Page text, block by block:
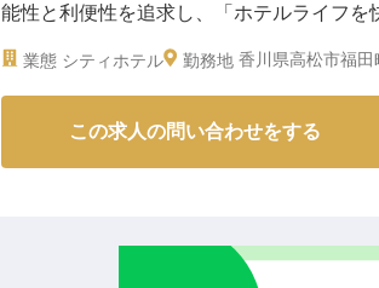
能性と利便性を追求し、「ホテルライフ
す。当ホテルでは、契約社員のフロントス
業態 シティホテル 勤務地 香川県高松市福田
この求人の問い合わせをする